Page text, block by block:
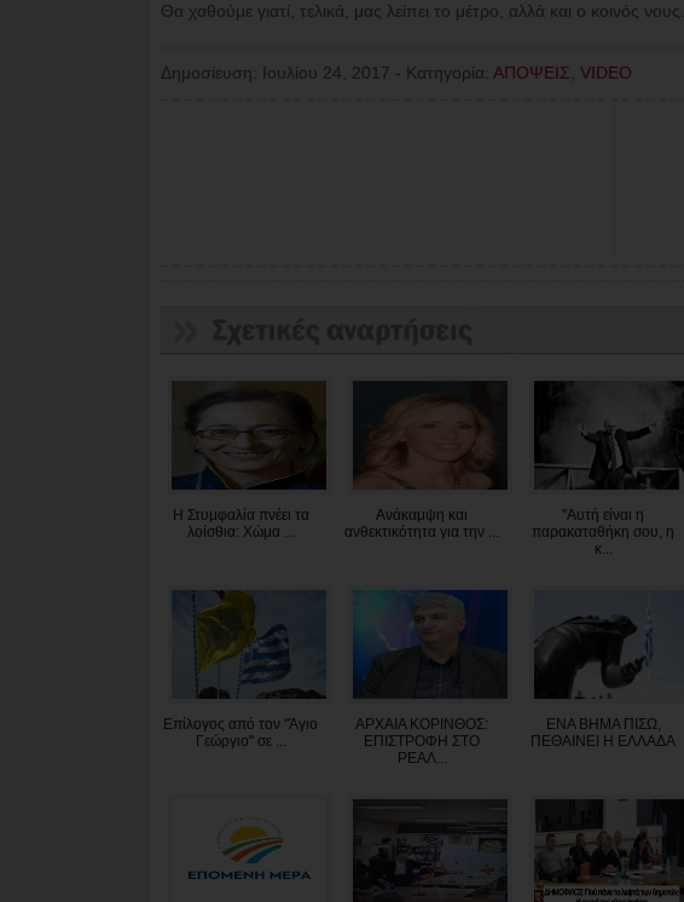
Θα χαθούμε γιατί, τελικά, μας λείπει το μέτρο, αλλά και ο κοινός νους.
Δημοσίευση: Ιουλίου 24, 2017 - Κατηγορία: ΑΠΟΨΕΙΣ VIDEO
Η Στυμφαλία πνέει τα
λοίσθια: Χώμα ...
Ανάκαμψη και
ανθεκτικότητα για την ...
"Αυτή είναι η
παρακαταθήκη σου, η
κ...
Επίλογος από τον "Άγιο
Γεώργιο" σε ...
ΑΡΧΑΙΑ ΚΟΡΙΝΘΟΣ:
ΕΠΙΣΤΡΟΦΗ ΣΤΟ
ΡΕΑΛ...
ΕΝΑ ΒΗΜΑ ΠΙΣΩ,
ΠΕΘΑΙΝΕΙ Η ΕΛΛΑΔΑ